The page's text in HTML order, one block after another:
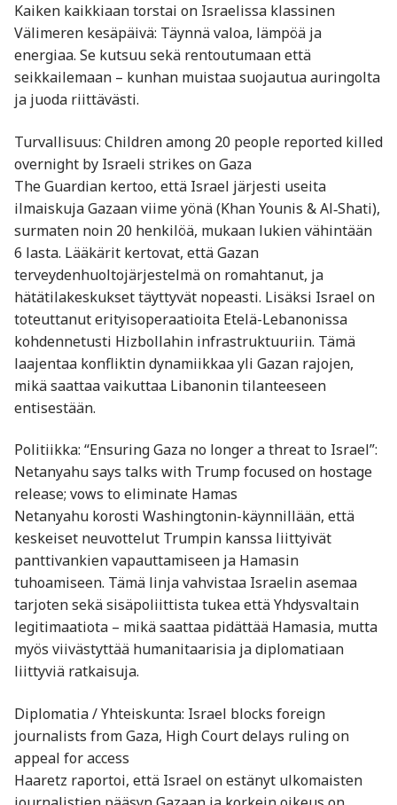
Kaiken kaikkiaan torstai on Israelissa klassinen
Välimeren kesäpäivä: Täynnä valoa, lämpöä ja
energiaa. Se kutsuu sekä rentoutumaan että
seikkailemaan – kunhan muistaa suojautua auringolta
ja juoda riittävästi.
Turvallisuus: Children among 20 people reported killed
overnight by Israeli strikes on Gaza
The Guardian kertoo, että Israel järjesti useita
ilmaiskuja Gazaan viime yönä (Khan Younis & Al‑Shati),
surmaten noin 20 henkilöä, mukaan lukien vähintään
6 lasta. Lääkärit kertovat, että Gazan
terveydenhuoltojärjestelmä on romahtanut, ja
hätätilakeskukset täyttyvät nopeasti. Lisäksi Israel on
toteuttanut erityisoperaatioita Etelä-Lebanonissa
kohdennetusti Hizbollahin infrastruktuuriin. Tämä
laajentaa konfliktin dynamiikkaa yli Gazan rajojen,
mikä saattaa vaikuttaa Libanonin tilanteeseen
entisestään.
Politiikka: “Ensuring Gaza no longer a threat to Israel”:
Netanyahu says talks with Trump focused on hostage
release; vows to eliminate Hamas
Netanyahu korosti Washingtonin-käynnillään, että
keskeiset neuvottelut Trumpin kanssa liittyivät
panttivankien vapauttamiseen ja Hamasin
tuhoamiseen. Tämä linja vahvistaa Israelin asemaa
tarjoten sekä sisäpoliittista tukea että Yhdysvaltain
legitimaatiota – mikä saattaa pidättää Hamasia, mutta
myös viivästyttää humanitaarisia ja diplomatiaan
liittyviä ratkaisuja.
Diplomatia / Yhteiskunta: Israel blocks foreign
journalists from Gaza, High Court delays ruling on
appeal for access
Haaretz raportoi, että Israel on estänyt ulkomaisten